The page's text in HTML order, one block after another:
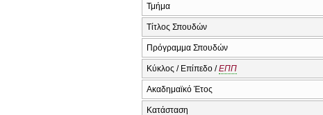
Τμήμα
Τίτλος Σπουδών
Πρόγραμμα Σπουδών
Κύκλος / Επίπεδο /ΕΠΠ
Ακαδημαϊκό Έτος
Κατάσταση